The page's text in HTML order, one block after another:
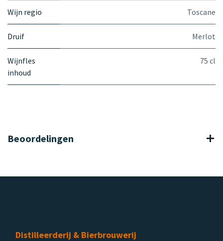
Wijn regio Toscane
Druif Merlot
Wijnfles
inhoud
75 cl
Beoordelingen
Distilleerderij & Bierbrouwerij